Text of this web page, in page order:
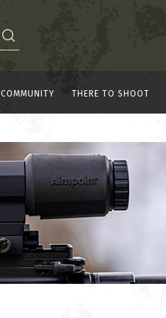
COMMUNITY THERE TO SHOOT